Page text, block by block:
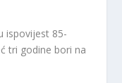
ispovijest 85-
tri godine bori na